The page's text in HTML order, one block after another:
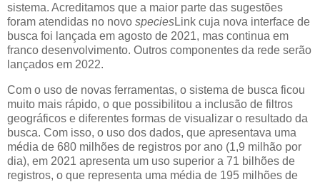
sistema. Acreditamos que a maior parte das sugestões
foram atendidas no novo speciesLink cuja nova interface de
busca foi lançada em agosto de 2021, mas continua em
franco desenvolvimento. Outros componentes da rede serão
lançados em 2022.
Com o uso de novas ferramentas, o sistema de busca ficou
muito mais rápido, o que possibilitou a inclusão de filtros
geográficos e diferentes formas de visualizar o resultado da
busca. Com isso, o uso dos dados, que apresentava uma
média de 680 milhões de registros por ano (1,9 milhão por
dia), em 2021 apresenta um uso superior a 71 bilhões de
registros, o que representa uma média de 195 milhões de